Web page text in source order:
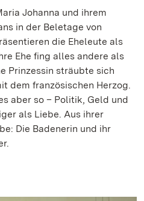
Johanna und ihrem
in der Beletage von
die Eheleute als
Ehe fing alles andere als
Prinzessin sträubte sich
dem französischen Herzog.
aber so – Politik, Geld und
als Liebe. Aus ihrer
Die Badenerin und ihr